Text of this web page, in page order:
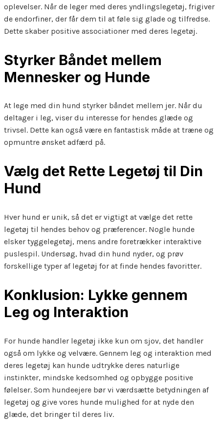
oplevelser. Når de leger med deres yndlingslegetøj, frigiver
de endorfiner, der får dem til at føle sig glade og tilfredse.
Dette skaber positive associationer med deres legetøj.
Styrker Båndet mellem
Mennesker og Hunde
At lege med din hund styrker båndet mellem jer. Når du
deltager i leg, viser du interesse for hendes glæde og
trivsel. Dette kan også være en fantastisk måde at træne og
opmuntre ønsket adfærd på.
Vælg det Rette Legetøj til Din
Hund
Hver hund er unik, så det er vigtigt at vælge det rette
legetøj til hendes behov og præferencer. Nogle hunde
elsker tyggelegetøj, mens andre foretrækker interaktive
puslespil. Undersøg, hvad din hund nyder, og prøv
forskellige typer af legetøj for at finde hendes favoritter.
Konklusion: Lykke gennem
Leg og Interaktion
For hunde handler legetøj ikke kun om sjov, det handler
også om lykke og velvære. Gennem leg og interaktion med
deres legetøj kan hunde udtrykke deres naturlige
instinkter, mindske kedsomhed og opbygge positive
følelser. Som hundeejere bør vi værdsætte betydningen af
legetøj og give vores hunde mulighed for at nyde den
glæde, det bringer til deres liv.